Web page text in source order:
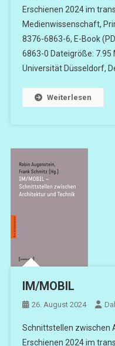
Erschienen 2024 im
Medienwissenschaft,
8376-6863-6, E-Book
6863-0 Dateigröße: 7.95
Universität Düsseldorf,
Weiterlesen
IM/MOBIL
26. August 2024
Schnittstellen zwischen
Erschienen 2024 im